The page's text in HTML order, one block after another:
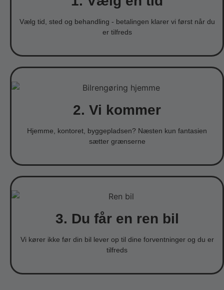
Vælg tid, sted og behandling - betalingen klarer vi først når du
er tilfreds
2. Vi kommer
Hjemme, kontoret, byggepladsen? Næsten kun fantasien
sætter grænserne
3. Du får en ren bil
Vi kører ikke før din bil lever op til dine forventninger og du er
tilfreds